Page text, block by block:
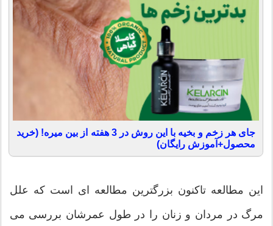
جای هر زخم و بخیه با این روش در 3 هفته از بین میره! (خرید
محصول+آموزش رایگان)
این مطالعه تاکنون بزرگترین مطالعه ای است که علل
مرگ در مردان و زنان را در طول عمرشان بررسی می